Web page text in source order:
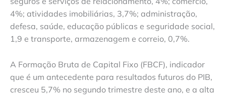
4%; atividades imobiliárias, 3,7%; administração,
defesa, saúde, educação públicas e seguridade social,
1,9 e transporte, armazenagem e correio, 0,7%.
A Formação Bruta de Capital Fixo (FBCF), indicador
que é um antecedente para resultados futuros do PIB,
cresceu 5,7% no segundo trimestre deste ano, e a alta